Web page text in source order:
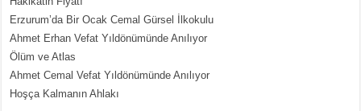
Erzurum’da Bir Ocak Cemal Gürsel İlkokulu
Ahmet Erhan Vefat Yıldönümünde Anılıyor
Ölüm ve Atlas
Ahmet Cemal Vefat Yıldönümünde Anılıyor
Hoşça Kalmanın Ahlakı